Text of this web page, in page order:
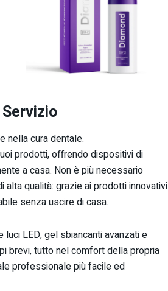
nella cura dentale.
prodotti, offrendo dispositivi di
a casa. Non è più necessario
qualità: grazie ai prodotti innovativi
senza uscire di casa.
LED, gel sbiancanti avanzati e
brevi, tutto nel comfort della propria
professionale più facile ed